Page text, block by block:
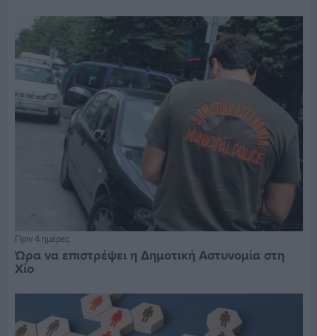
Πριν 4 ημέρες
Ώρα να επιστρέψει η Δημοτική Αστυνομία στη
Χίο